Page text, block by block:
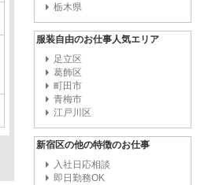
栃木県
服装自由のお仕事人気エリア
足立区
葛飾区
町田市
青梅市
江戸川区
新宿区の他の特徴のお仕事
入社日応相談
即日勤務OK